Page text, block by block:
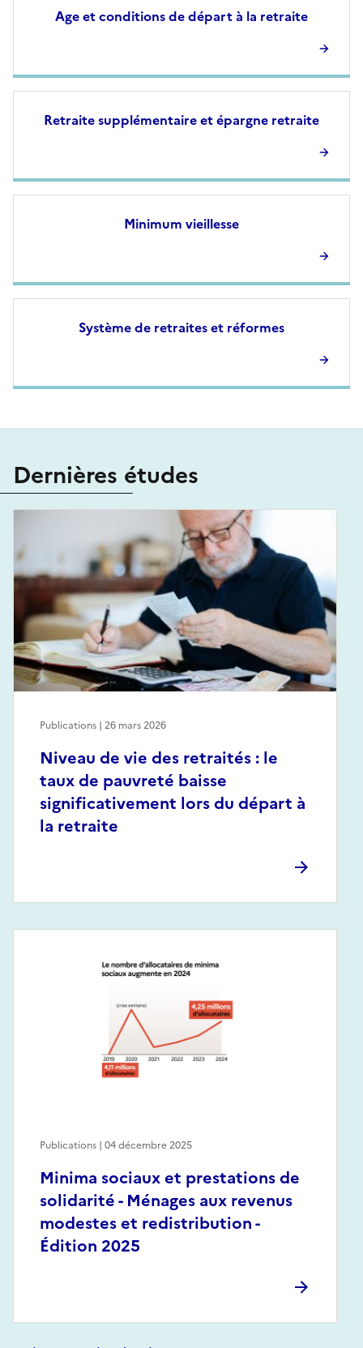
Age et conditions de départ à la retraite
Retraite supplémentaire et épargne retraite
Minimum vieillesse
Système de retraites et réformes
Dernières études
Niveau de vie des retraités : le
taux de pauvreté baisse
significativement lors du départ à
la retraite
Publications | 26 mars 2026
Minima sociaux et prestations de
solidarité - Ménages aux revenus
modestes et redistribution -
Édition 2025
Publications | 04 décembre 2025